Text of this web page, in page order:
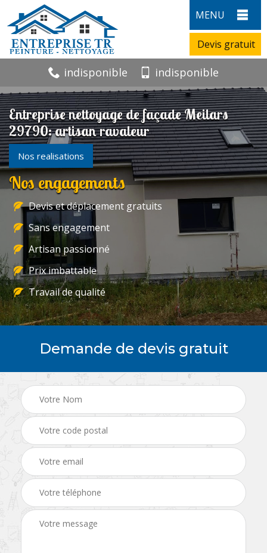
MENU
Devis gratuit
indisponible indisponible
Entreprise nettoyage de façade Meilars
29790: artisan ravaleur
Nos realisations
Nos engagements
Devis et déplacement gratuits
Sans engagement
Artisan passionné
Prix imbattable
Travail de qualité
Demande de devis gratuit